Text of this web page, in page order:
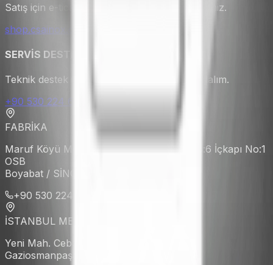
Satış için e-ticaret sayfamızı ziyaret edebilirsiniz.
shop.csainox.com.tr
SERVİS DESTEĞİ
Teknik destek için hemen arayın yardımcı olalım.
+90 530 224 6888
FABRİKA
Maruf Köyü Mevkii 6 nolu Cd. 102. Ada No:6 İçkapı No:1
OSB
Boyabat / SİNOP
+90 530 224 68 88
İSTANBUL MERKEZ
Yeni Mah. Cebeci Cad. No:72 Küçükköy
Gaziosmanpaşa / İSTANBUL